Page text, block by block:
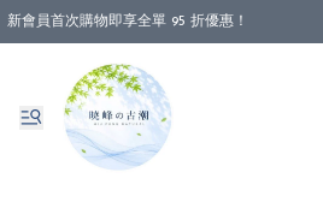
新會員首次購物即享全單 95 折優惠！
消費即享全單 88 折優惠！